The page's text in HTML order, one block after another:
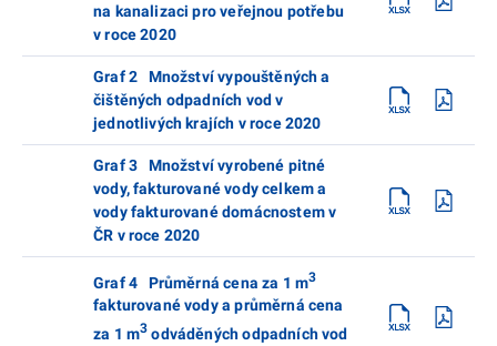
na kanalizaci pro veřejnou potřebu
v roce 2020
Graf 2 Množství vypouštěných a
čištěných odpadních vod v
jednotlivých krajích v roce 2020
Graf 3 Množství vyrobené pitné
vody, fakturované vody celkem a
vody fakturované domácnostem v
ČR v roce 2020
Graf 4 Průměrná cena za 1 m3
fakturované vody a průměrná cena
za 1 m3 odváděných odpadních vod